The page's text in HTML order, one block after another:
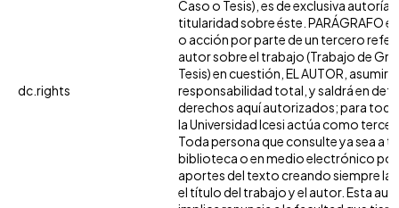
dc.rights
Caso o Tesis), es de exclusiva autoría
titularidad sobre éste. PARÁGRAFO
o acción por parte de un tercero
autor sobre el trabajo (Trabajo de
Tesis) en cuestión, EL AUTOR, asumirá
responsabilidad total, y saldrá en
derechos aquí autorizados; para
la Universidad Icesi actúa como
Toda persona que consulte ya sea a
biblioteca o en medio electrónico
aportes del texto creando siempre la
el título del trabajo y el autor. Esta